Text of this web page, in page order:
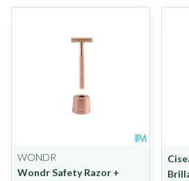
WONDR
Wondr Safety Razor +